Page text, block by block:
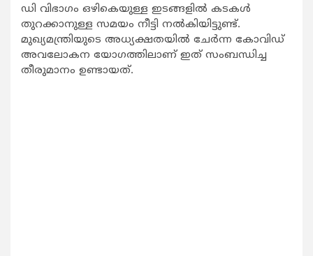
ഡി വിഭാഗം ഒഴികെയുള്ള ഇടങ്ങളില്‍ കടകള്‍
തുറക്കാനുള്ള സമയം നീട്ടി നല്‍കിയിട്ടുണ്ട്.
മുഖ്യമന്ത്രിയുടെ അധ്യക്ഷതയില്‍ ചേര്‍ന്ന കോവിഡ്
അവലോകന യോഗത്തിലാണ് ഇത് സംബന്ധിച്ച
തീരുമാനം ഉണ്ടായത്.